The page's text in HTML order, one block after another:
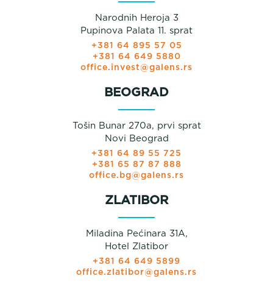
Narodnih Heroja 3
Pupinova Palata 11. sprat
+381 64 895 57 05
+381 64 649 5880
office.invest@galens.rs
BEOGRAD
Tošin Bunar 270a, prvi sprat
Novi Beograd
+381 64 89 55 725
+381 65 87 87 888
office.bg@galens.rs
ZLATIBOR
Miladina Pećinara 31A,
Hotel Zlatibor
+381 64 649 5899
office.zlatibor@galens.rs